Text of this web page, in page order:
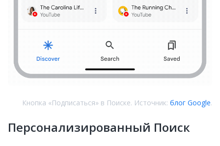
Кнопка «Подписаться» в Поиске. Источник: блог Google.
Персонализированный Поиск